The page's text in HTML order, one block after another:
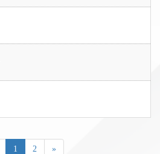
1 2 »